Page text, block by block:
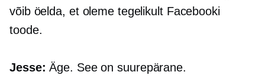
võib öelda, et oleme tegelikult Facebooki
toode.
Jesse: Äge. See on suurepärane.